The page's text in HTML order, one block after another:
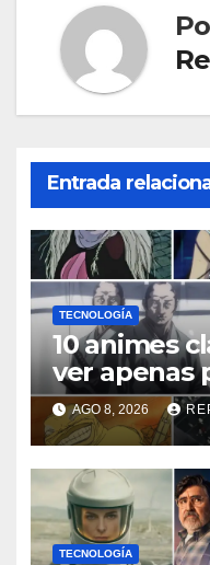
Entrada
TECNOLOGÍA
10 animes
ver apenas
AGO 8, 2026
TECNOLOGÍA